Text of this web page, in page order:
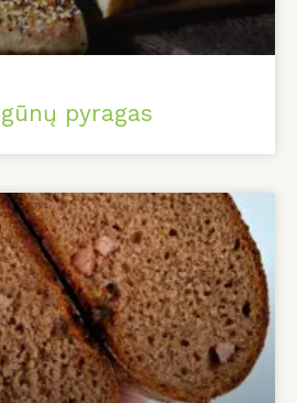
pyragas